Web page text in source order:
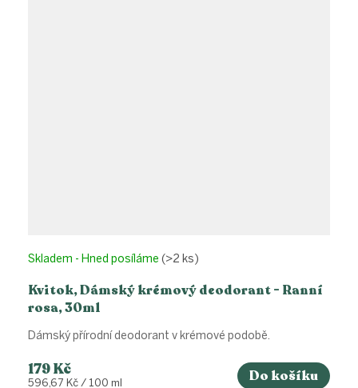
Kvitok, Dámský krémový deodorant - Ranní
rosa, 30ml
Skladem - Hned posíláme (>2 ks)
179 Kč
Měrná
596,67 Kč / 100 ml Do košíku
Dámský přírodní deodorant v krémové podobě.